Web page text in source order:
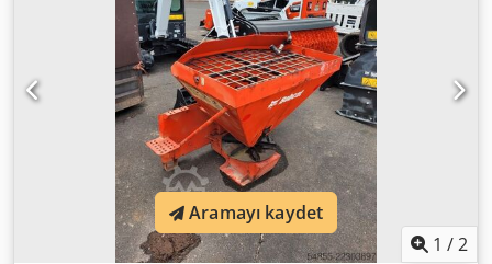
1 /2
Aramayı kaydet